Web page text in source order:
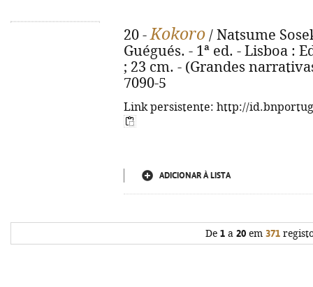
20 -Kokoro / Natsume
Guégués. - 1ª ed. - Lisboa :
; 23 cm. - (Grandes
7090-5
Link persistente: http://
ADICIONAR À LISTA
De 1 a 20 em 371